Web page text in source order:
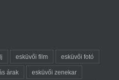
esküvői film esküvői fotó
árak esküvői zenekar